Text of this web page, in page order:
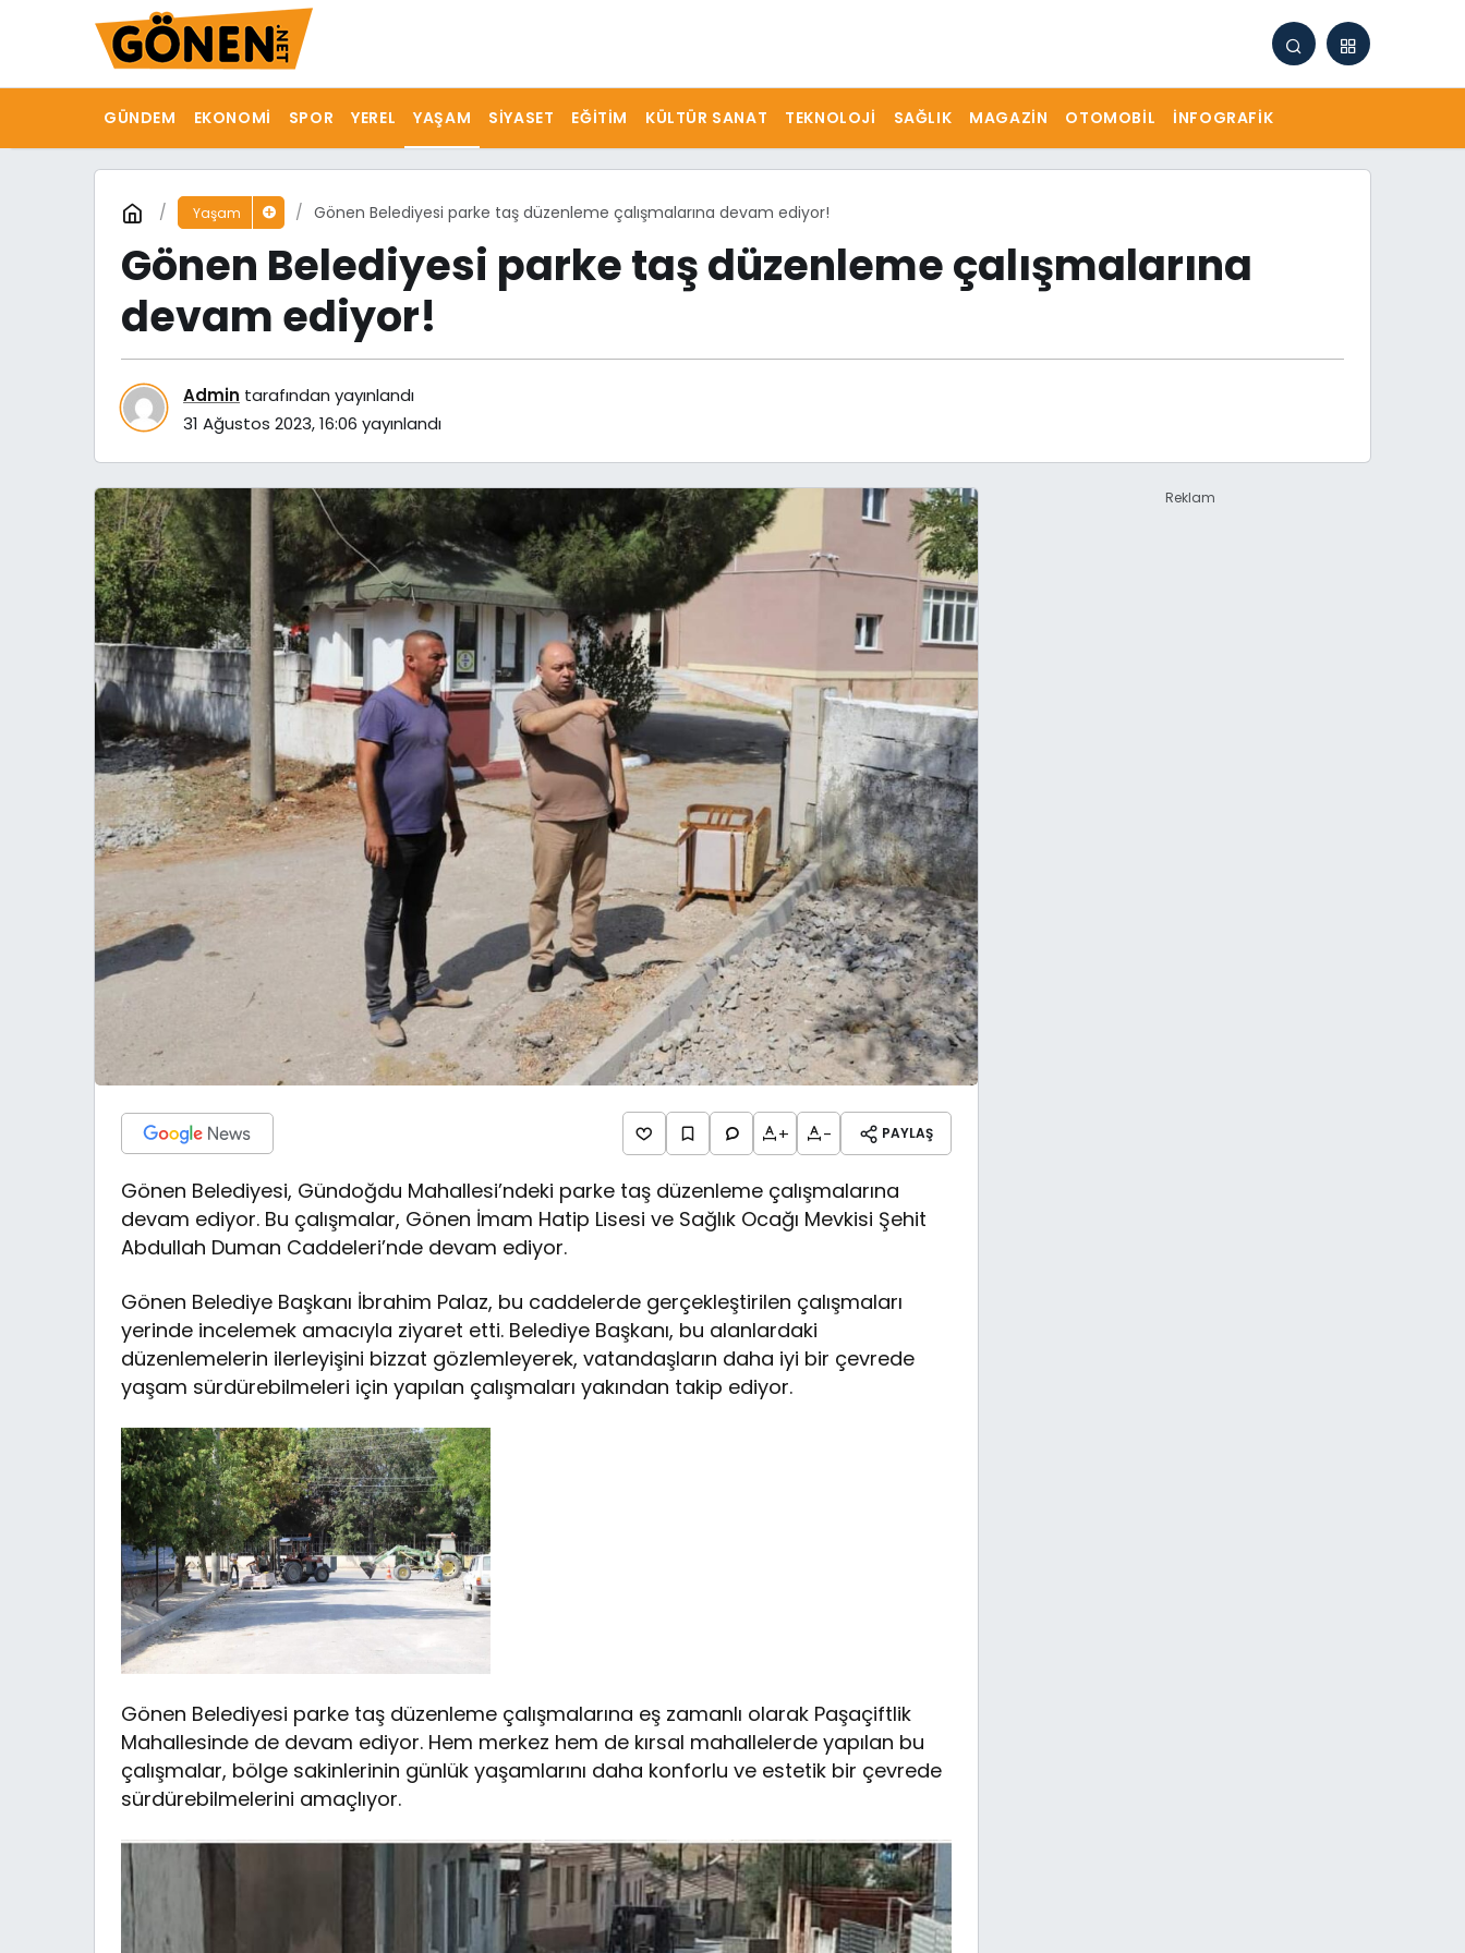
GÜNDEM EKONOMI SPOR YEREL YAŞAM SIYASET EĞITIM KÜLTÜR SANAT TEKNOLOJI SAĞLIK MAGAZIN OTOMOBIL İNFOGRAFIK
Yaşam Gönen Belediyesi parke taş düzenleme çalışmalarına devam ediyor!
Gönen Belediyesi parke taş düzenleme çalışmalarına
devam ediyor!
Admin tarafından yayınlandı
31 Ağustos 2023, 16:06 yayınlandı
+ - PAYLAŞ
Gönen Belediyesi, Gündoğdu Mahallesi’ndeki parke taş düzenleme çalışmalarına
devam ediyor. Bu çalışmalar, Gönen İmam Hatip Lisesi ve Sağlık Ocağı Mevkisi Şehit
Abdullah Duman Caddeleri’nde devam ediyor.
Gönen Belediye Başkanı İbrahim Palaz, bu caddelerde gerçekleştirilen çalışmaları
yerinde incelemek amacıyla ziyaret etti. Belediye Başkanı, bu alanlardaki
düzenlemelerin ilerleyişini bizzat gözlemleyerek, vatandaşların daha iyi bir çevrede
yaşam sürdürebilmeleri için yapılan çalışmaları yakından takip ediyor.
Gönen Belediyesi parke taş düzenleme çalışmalarına eş zamanlı olarak Paşaçiftlik
Mahallesinde de devam ediyor. Hem merkez hem de kırsal mahallelerde yapılan bu
çalışmalar, bölge sakinlerinin günlük yaşamlarını daha konforlu ve estetik bir çevrede
sürdürebilmelerini amaçlıyor.
Reklam